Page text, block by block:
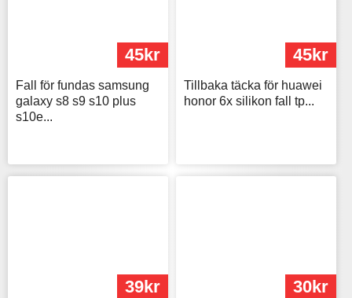
45kr
Fall för fundas samsung
galaxy s8 s9 s10 plus
s10e...
45kr
Tillbaka täcka för huawei
honor 6x silikon fall tp...
39kr 30kr